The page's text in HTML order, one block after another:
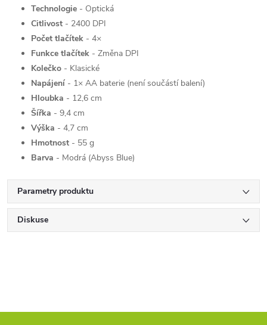
Technologie - Optická
Citlivost - 2400 DPI
Počet tlačítek - 4×
Funkce tlačítek - Změna DPI
Kolečko - Klasické
Napájení - 1× AA baterie (není součástí balení)
Hloubka - 12,6 cm
Šířka - 9,4 cm
Výška - 4,7 cm
Hmotnost - 55 g
Barva - Modrá (Abyss Blue)
Parametry produktu
Diskuse